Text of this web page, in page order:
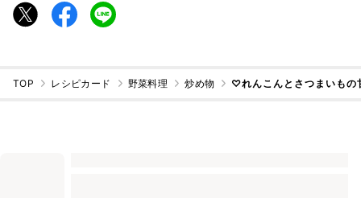
TOP レシピカード 野菜料理 炒め物 ♡れんこんとさつまいも